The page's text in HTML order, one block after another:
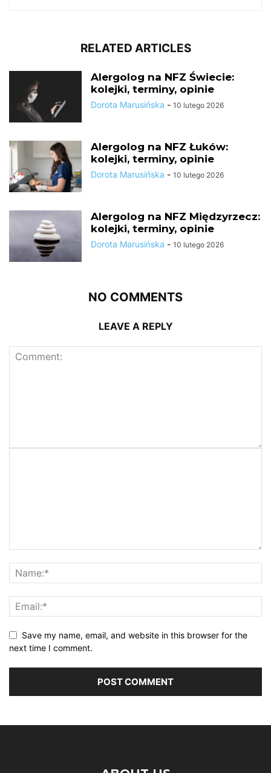
RELATED ARTICLES
Alergolog na NFZ Świecie:
kolejki, terminy, opinie
Dorota Marusińska - 10 lutego 2026
Alergolog na NFZ Łuków:
kolejki, terminy, opinie
Dorota Marusińska - 10 lutego 2026
Alergolog na NFZ Międzyrzecz:
kolejki, terminy, opinie
Dorota Marusińska - 10 lutego 2026
NO COMMENTS
LEAVE A REPLY
Save my name, email, and website in this browser for the
next time I comment.